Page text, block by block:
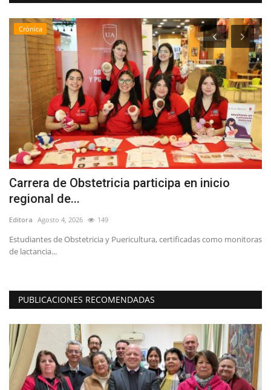
Crónica
Carrera de Obstetricia participa en inicio
regional de...
Editora Agosto 4, 2026 149
Estudiantes de Obstetricia y Puericultura, certificadas como monitoras
de lactancia...
PUBLICACIONES RECOMENDADAS